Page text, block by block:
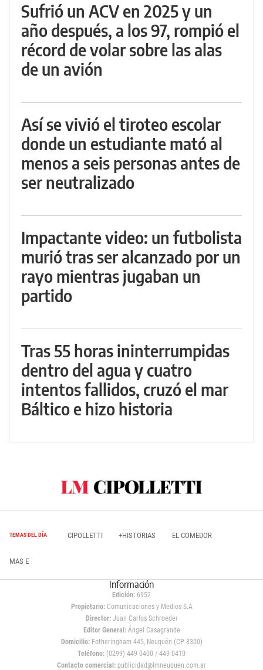
Sufrió un ACV en 2025 y un
año después, a los 97, rompió el
récord de volar sobre las alas
de un avión
Así se vivió el tiroteo escolar
donde un estudiante mató al
menos a seis personas antes de
ser neutralizado
Impactante video: un futbolista
murió tras ser alcanzado por un
rayo mientras jugaban un
partido
Tras 55 horas ininterrumpidas
dentro del agua y cuatro
intentos fallidos, cruzó el mar
Báltico e hizo historia
TEMAS DEL DÍA CIPOLLETTI +HISTORIAS EL COMEDOR
MAS E
Información
Edición: 6952
Propietario:Comunicaciones y Medios S.A
Director: Juan Carlos Schroeder
Editor General:Ángel Casagrande
Domicilio:Fotheringham 445, Neuquén (CP 8300)
Teléfono: (0299) 449 0400 / 449 0410
Contacto comercial: publicidad@lmneuquen.com.ar